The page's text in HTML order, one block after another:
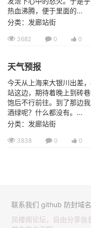
热血沸腾，便于里面的...
分类：发廊站街
3682 0 0
天气预报
今天从上海来大银川出差
站这边，期待着晚上到砖
饱后不行前往。到了那边
酒绿呢？什么都没有。...
分类：发廊站街
3838 0 0
联系我们 github 防封域名
凤楼阁论坛，自由分享信